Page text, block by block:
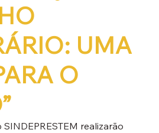
UMA
O
SINDEPRESTEM realizarão